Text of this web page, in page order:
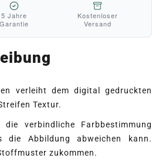
5 Jahre
Garantie
Kostenloser
Versand
verleiht dem digital gedruckten
Textur.
die verbindliche Farbbestimmung
die Abbildung abweichen kann.
zukommen.